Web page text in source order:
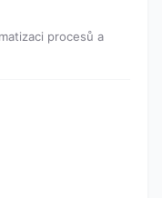
procesů a